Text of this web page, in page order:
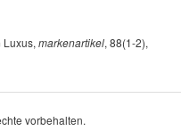
Luxus,markenartikel, 88(1-2),
vorbehalten.